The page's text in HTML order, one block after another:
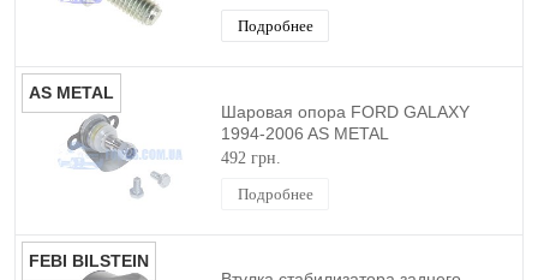
Подробнее
AS METAL
Шаровая опора FORD GALAXY
1994-2006 AS METAL
492 грн.
Подробнее
FEBI BILSTEIN